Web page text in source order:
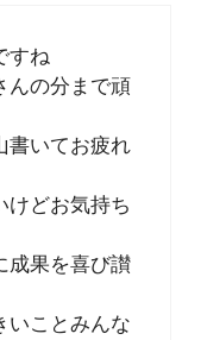
すね
んの分まで頑
書いてお疲れ
けどお気持ち
成果を喜び讃
いことみんな